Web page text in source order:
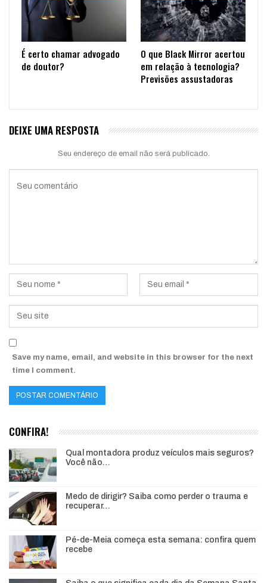
É certo chamar advogado
de doutor?
O que Black Mirror acertou
em relação à tecnologia?
Previsões assustadoras
DEIXE UMA RESPOSTA
Seu endereço de email não será publicado.
Save my name, email, and website in this browser for the next
time I comment.
CONFIRA!
Qual montadora produz veículos mais seguros?
Você não…
Medo de dirigir? Saiba como perder o trauma e
recuperar…
Pé-de-Meia começa esta semana: confira quem
recebe